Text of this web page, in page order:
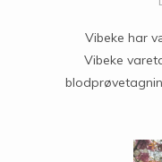
Vibeke har
Vibeke